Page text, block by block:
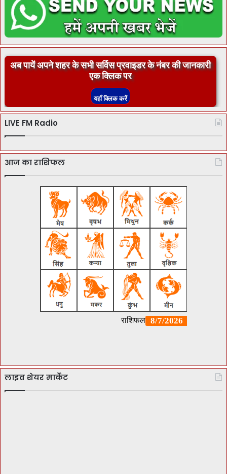
अब पायें अपने शहर के सभी सर्विस प्रवाइडर के नंबर की जानकारी
एक क्लिक पर
LIVE FM Radio
आज का राशिफल
लाइव शेयर मार्केट